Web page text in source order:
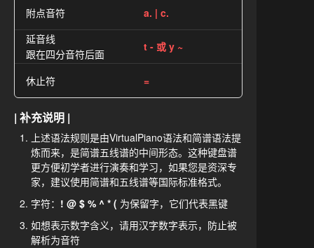
附点音符
a. | c.
延音线
跟在四分音符后面
t - 或 y ~
休止符 =
| 补充说明 |
上述语法规则是由VirtualPiano语法和简谱语法提
炼而来，是简谱五线谱的中间形态。这种键盘谱
更方便初学者进行演奏和学习，如果您是资深专
家，建议使用简谱和五线谱等国际标准格式。
字符： ! @ $ % ^ * ( 为保留字，它们代表黑键
如想表示数字含义，请用汉字数字表示，防止被
解析为音符